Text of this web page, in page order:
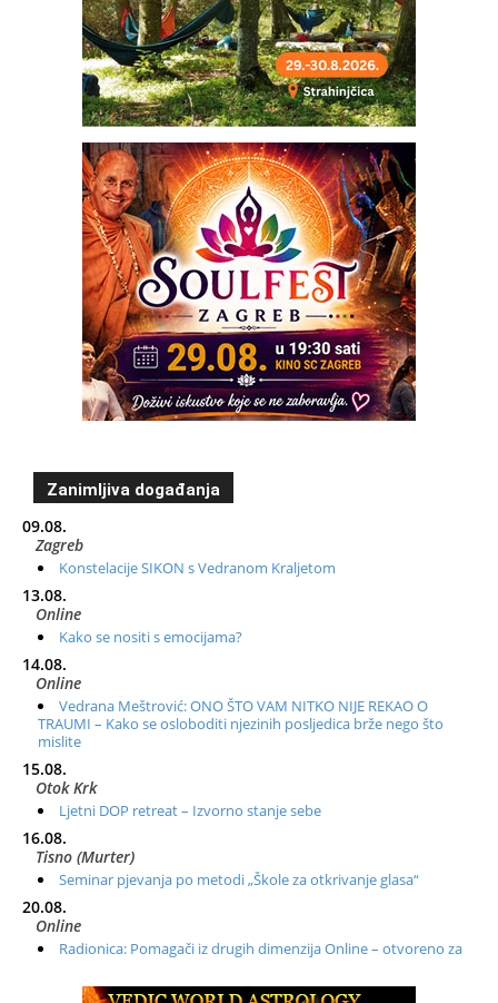
Zanimljiva događanja
09.08.
Zagreb
Konstelacije SIKON s Vedranom Kraljetom
13.08.
Online
Kako se nositi s emocijama?
14.08.
Online
Vedrana Meštrović: ONO ŠTO VAM NITKO NIJE REKAO O
TRAUMI – Kako se osloboditi njezinih posljedica brže nego što
mislite
15.08.
Otok Krk
Ljetni DOP retreat – Izvorno stanje sebe
16.08.
Tisno (Murter)
Seminar pjevanja po metodi „Škole za otkrivanje glasa“
20.08.
Online
Radionica: Pomagači iz drugih dimenzija Online – otvoreno za